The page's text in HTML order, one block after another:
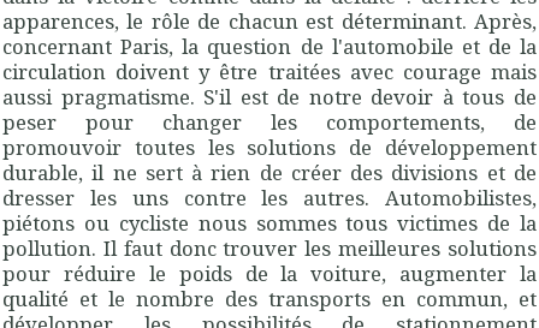
apparences, le rôle de chacun est déterminant. Après,
concernant Paris, la question de l'automobile et de la
circulation doivent y être traitées avec courage mais
aussi pragmatisme. S'il est de notre devoir à tous de
peser pour changer les comportements, de
promouvoir toutes les solutions de développement
durable, il ne sert à rien de créer des divisions et de
dresser les uns contre les autres. Automobilistes,
piétons ou cycliste nous sommes tous victimes de la
pollution. Il faut donc trouver les meilleures solutions
pour réduire le poids de la voiture, augmenter la
qualité et le nombre des transports en commun, et